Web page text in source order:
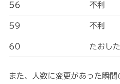
56 不利
59 不利
60 たおした
また、人数に変更があった瞬